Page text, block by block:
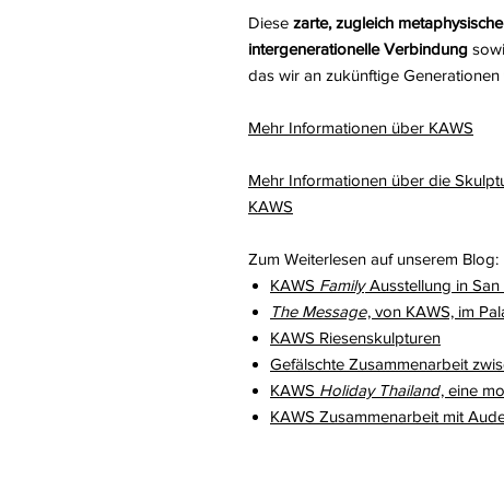
Diese zarte, zugleich
intergenerationelle Verbindung
das wir an zukünftige
Mehr Informationen über KAWS
Mehr Informationen über die
KAWS
Zum Weiterlesen auf unserem Blog:
KAWS FamilyAusstellung in San
The Message, von KAWS, im
KAWS Riesenskulpturen
Gefälschte Zusammenarbeit
KAWS Holiday Thailand, eine
KAWS Zusammenarbeit mit